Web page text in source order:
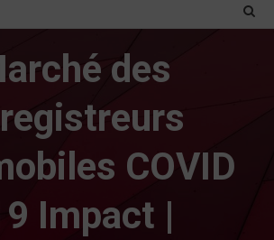
des
COVID
Impact |